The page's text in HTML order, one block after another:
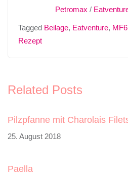
Petromax /
Tagged Beilage, Eatventure, MF6
Rezept
Related Posts
Pilzpfanne mit Charolais
25. August 2018
Paella